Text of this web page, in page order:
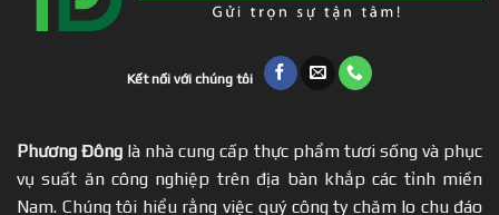
Kết nối với chúng tôi
Phương Đông là nhà cung cấp thực phẩm tươi sống và phục
vụ suất ăn công nghiệp trên địa bàn khắp các tỉnh miền
Nam. Chúng tôi hiểu rằng việc quý công ty chăm lo chu đáo